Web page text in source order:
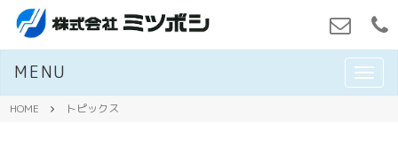
M
E
MENU
HOME トピックス